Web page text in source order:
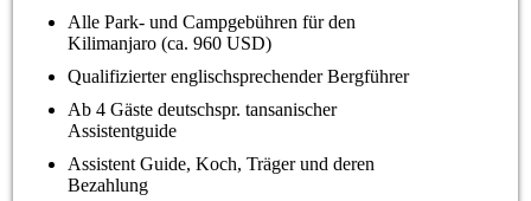
Alle Park- und Campgebühren für den
Kilimanjaro (ca. 960 USD)
Qualifizierter englischsprechender Bergführer
Ab 4 Gäste deutschspr. tansanischer
Assistentguide
Assistent Guide, Koch, Träger und deren
Bezahlung